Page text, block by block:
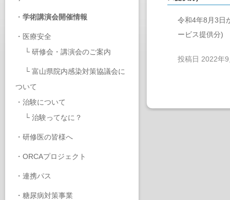
・ 学術講演会開催情報
・ 医療安全
└ 研修会・講演会のご案内
└ 富山県院内感染対策協議会に
ついて
・ 治験について
└ 治験ってなに？
・ 研修医の皆様へ
・ ORCAプロジェクト
・ 連携パス
・ 糖尿病対策事業
令和4年8月3日
ービス提供分)
投稿日 2022年